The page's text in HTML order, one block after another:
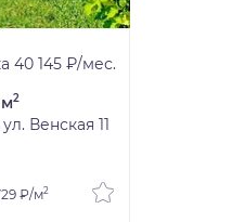
40 145 ₽/мес.
2
Венская 11
₽/м2